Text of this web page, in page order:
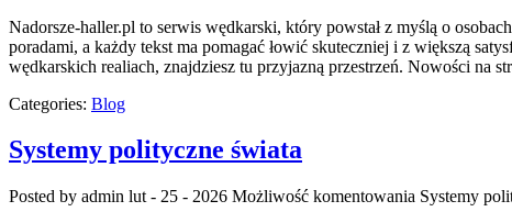
Nadorsze-haller.pl to serwis wędkarski, który powstał z myślą o
poradami, a każdy tekst ma pomagać łowić skuteczniej i z większą
wędkarskich realiach, znajdziesz tu przyjazną przestrzeń. Nowości na
Categories: Blog
Systemy polityczne świata
Posted by admin lut - 25 - 2026 Możliwość komentowania Systemy